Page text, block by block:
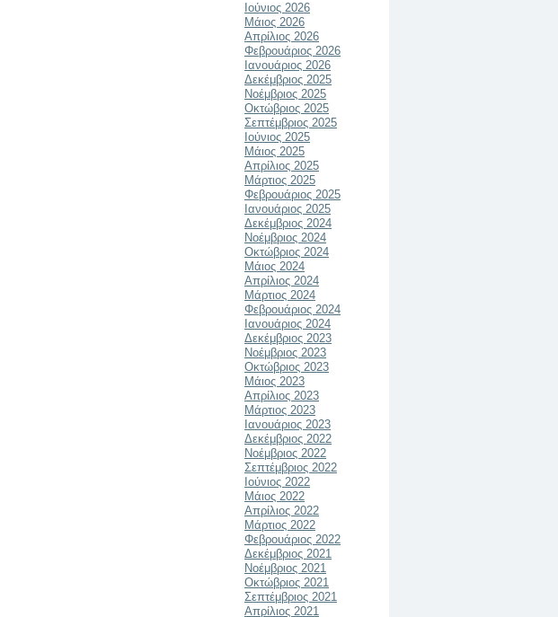
Ιούνιος 2026
Μάιος 2026
Απρίλιος 2026
Φεβρουάριος 2026
Ιανουάριος 2026
Δεκέμβριος 2025
Νοέμβριος 2025
Οκτώβριος 2025
Σεπτέμβριος 2025
Ιούνιος 2025
Μάιος 2025
Απρίλιος 2025
Μάρτιος 2025
Φεβρουάριος 2025
Ιανουάριος 2025
Δεκέμβριος 2024
Νοέμβριος 2024
Οκτώβριος 2024
Μάιος 2024
Απρίλιος 2024
Μάρτιος 2024
Φεβρουάριος 2024
Ιανουάριος 2024
Δεκέμβριος 2023
Νοέμβριος 2023
Οκτώβριος 2023
Μάιος 2023
Απρίλιος 2023
Μάρτιος 2023
Ιανουάριος 2023
Δεκέμβριος 2022
Νοέμβριος 2022
Σεπτέμβριος 2022
Ιούνιος 2022
Μάιος 2022
Απρίλιος 2022
Μάρτιος 2022
Φεβρουάριος 2022
Δεκέμβριος 2021
Νοέμβριος 2021
Οκτώβριος 2021
Σεπτέμβριος 2021
Απρίλιος 2021